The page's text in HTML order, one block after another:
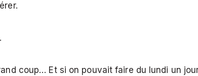
coup… Et si on pouvait faire du lundi un